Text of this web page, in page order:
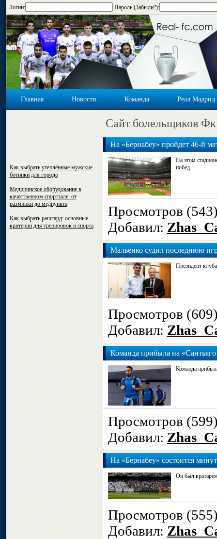
Логин: Пароль (Забыли?):
Главная Новости Команда Реал Мадрид
Cайт болельщиков
Как выбрать утеплённые мужские
ботинки для города
Медицинское оборудование в
качественном спортзале: от
разминки до медпункта
Как выбрать рашгард: основные
критерии для тренировок и спорта
На «Бернабеу» пройдет 46-й
На этом
побед.
Просмотров
Добавил:
Мальенко судил последнюю
Президент
Просмотров
Добавил:
Команда прибыла на «Сантьяго
Команда
Просмотров
Добавил:
На «Бернабеу» состоится
Он был
Просмотров
Добавил: